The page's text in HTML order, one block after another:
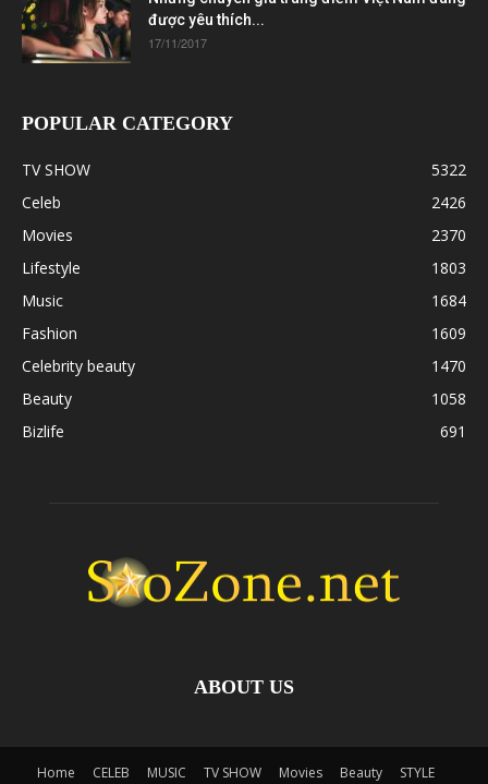
được yêu thích...
17/11/2017
POPULAR CATEGORY
TV SHOW
5322
Celeb
2426
Movies
2370
Lifestyle
1803
Music
1684
Fashion
1609
Celebrity beauty
1470
Beauty
1058
Bizlife
691
ABOUT US
Home CELEB MUSIC TV SHOW Movies Beauty STYLE